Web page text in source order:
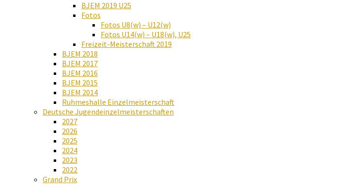
BJEM 2019 U25
Fotos
Fotos U8(w) – U12(w)
Fotos U14(w) – U18(w), U25
Freizeit-Meisterschaft 2019
BJEM 2018
BJEM 2017
BJEM 2016
BJEM 2015
BJEM 2014
Ruhmeshalle Einzelmeisterschaft
Deutsche Jugendeinzelmeisterschaften
2027
2026
2025
2024
2023
2022
Grand Prix